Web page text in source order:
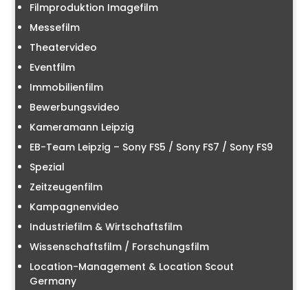
Filmproduktion Imagefilm
Messefilm
Theatervideo
Eventfilm
Immobilienfilm
Bewerbungsvideo
Kameramann Leipzig
EB-Team Leipzig – Sony FS5 / Sony FS7 / Sony FS9
Spezial
Zeitzeugenfilm
Kampagnenvideo
Industriefilm & Wirtschaftsfilm
Wissenschaftsfilm / Forschungsfilm
Location-Management & Location Scout
Germany